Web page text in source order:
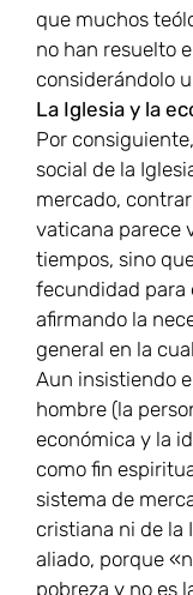
que muchos
no han resuelto
considerándolo
La Iglesia y la
Por
social de la
mercado,
vaticana parece
tiempos, sino
fecundidad para
afirmando la
general en la
Aun insistiendo
hombre (la
económica y la
como fin
sistema de
cristiana ni de la
aliado, porque
pobreza y no es